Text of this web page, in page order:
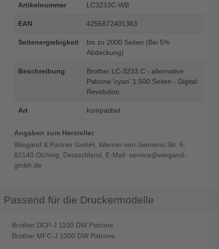
Artikelnummer LC3233C-WB
EAN 4255872401363
Seitenergiebigkeit
bis zu 2000 Seiten (Bei 5%
Abdeckung)
Beschreibung
Brother LC-3233 C - alternative
Patrone 'cyan' 1.500 Seiten - Digital
Revolution
Art kompatibel
Angaben zum Hersteller
Wiegand & Partner GmbH, Werner-von-Siemens-Str. 6,
82140 Olching, Deutschland, E-Mail: service@wiegand-
gmbh.de
Passend für die Druckermodelle
Brother DCP-J 1100 DW Patrone
Brother MFC-J 1300 DW Patrone